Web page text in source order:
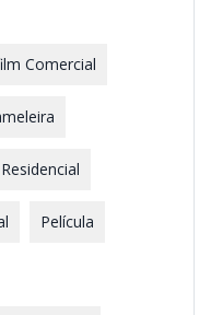
Comercial
Película